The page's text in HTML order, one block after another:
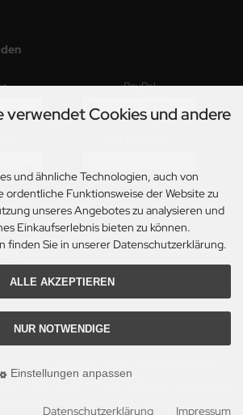
PayPal
dem bisherigen Preis bei Musikdeko4u.
verwendet Cookies und andere
und ähnliche Technologien, auch von
Funktionsweise der Website zu
unseres Angebotes zu analysieren und
Einkaufserlebnis bieten zu können.
finden Sie in unserer Datenschutzerklärung.
ALLE AKZEPTIEREN
NUR NOTWENDIGE
Einstellungen anpassen
Datenschutzerklärung Impressum